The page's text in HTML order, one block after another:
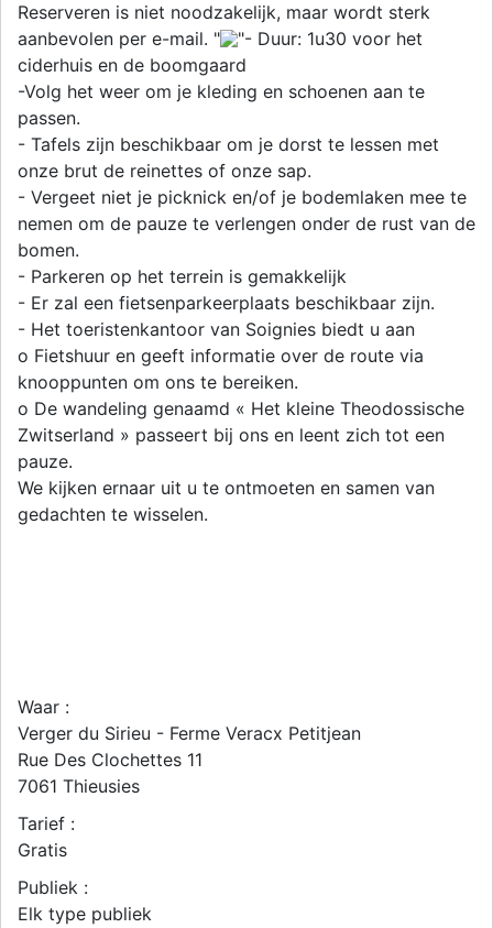
Reserveren is niet noodzakelijk, maar wordt sterk
aanbevolen per e-mail. "
"- Duur: 1u30 voor het
ciderhuis en de boomgaard
-Volg het weer om je kleding en schoenen aan te
passen.
- Tafels zijn beschikbaar om je dorst te lessen met
onze brut de reinettes of onze sap.
- Vergeet niet je picknick en/of je bodemlaken mee te
nemen om de pauze te verlengen onder de rust van de
bomen.
- Parkeren op het terrein is gemakkelijk
- Er zal een fietsenparkeerplaats beschikbaar zijn.
- Het toeristenkantoor van Soignies biedt u aan
o Fietshuur en geeft informatie over de route via
knooppunten om ons te bereiken.
o De wandeling genaamd « Het kleine Theodossische
Zwitserland » passeert bij ons en leent zich tot een
pauze.
We kijken ernaar uit u te ontmoeten en samen van
gedachten te wisselen.
Waar :
Verger du Sirieu - Ferme Veracx Petitjean
Rue Des Clochettes 11
7061 Thieusies
Tarief :
Gratis
Publiek :
Elk type publiek